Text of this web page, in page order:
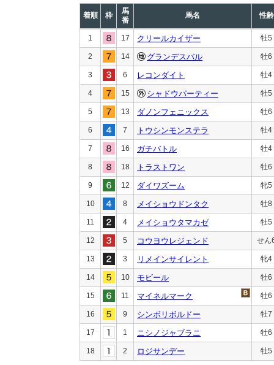
着順 枠
馬
番
馬名 性齢
1 17 クリールカイザー 牡5
2 14 グランデスバル 牡6
3 6 レコンダイト 牡4
4 15 シャドウパーティー 牡5
5 13 ダノンフェニックス 牡6
6 7 トウシンモンステラ 牡4
7 16 ガチバトル 牡4
8 18 トラストワン 牡6
9 12 ダイワズーム 牝5
10 8 メイショウドンタク 牡8
11 4 メイショウタマカゼ 牡5
12 5 コウヨウレジェンド せん
13 3 リメインサイレント 牝4
14 10 モビール 牡6
15 11 マイネルマーク 牡6
16 9 シンボリボルドー 牡7
17 1 ニシノジャブラニ 牡6
18 2 ロジサンデー 牡5